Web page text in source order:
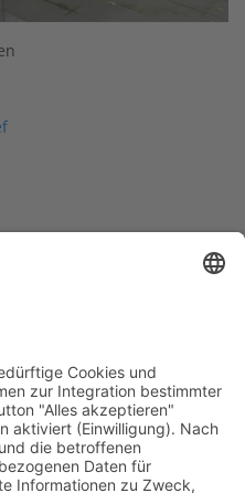
zu planen.
zwischen
nicht nur eine
es handelt sich also
wird von
Nymphenreliefs
mehr auf den
wird als Schöpfer der